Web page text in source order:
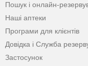
Пошук і онлайн-
Наші аптеки
Програми для клієнтів
Довідка і Служба
Застосунок